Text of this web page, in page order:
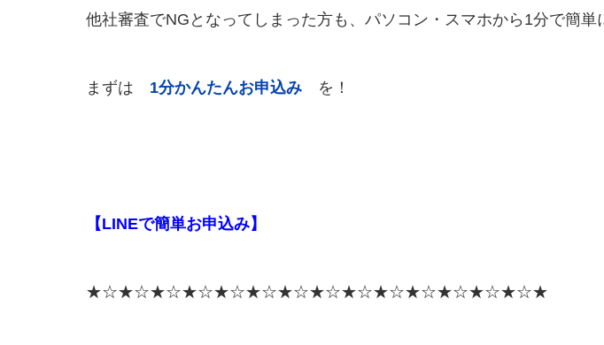
他社審査でNGとなってしまった方も、パソコン・スマホから1分で簡単
まずは 1分かんたんお申込み を！
【LINEで簡単お申込み】
★☆★☆★☆★☆★☆★☆★☆★☆★☆★☆★☆★☆★☆★☆★